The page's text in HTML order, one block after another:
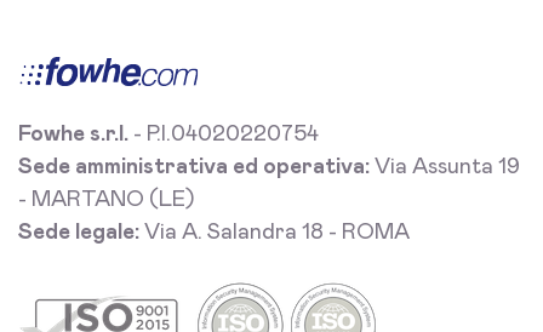
Fowhe s.r.l. - P.I.04020220754
Sede amministrativa ed operativa: Via Assunta 19
- MARTANO (LE)
Sede legale: Via A. Salandra 18 - ROMA